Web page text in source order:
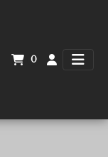
0